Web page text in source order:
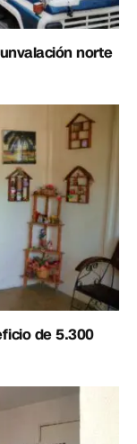
norte
de 5.300